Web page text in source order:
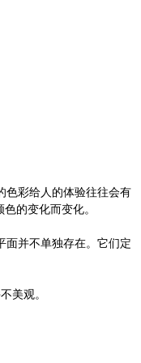
彩给人的体验往往会有
的变化而变化。
并不单独存在。它们定
美观。